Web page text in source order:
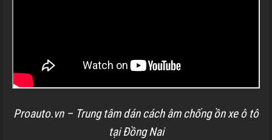
Proauto.vn – Trung tâm dán cách âm chống ồn xe ô tô
tại Đồng Nai